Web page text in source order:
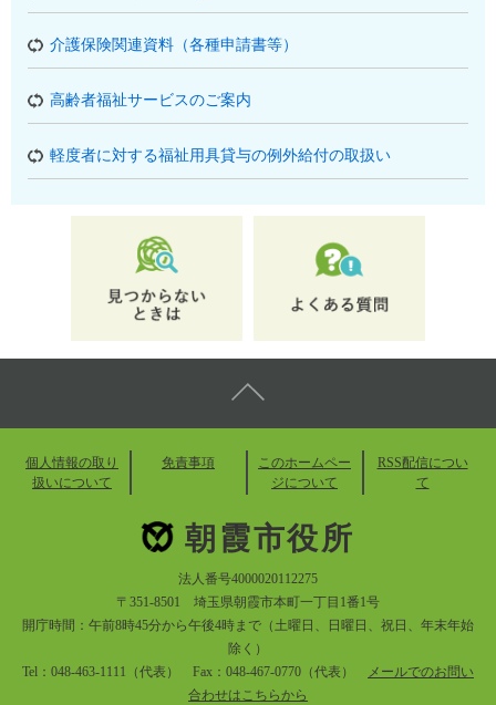
介護保険関連資料（各種申請書等）
高齢者福祉サービスのご案内
軽度者に対する福祉用具貸与の例外給付の取扱い
個人情報の取り
扱いについて
免責事項
このホームペー
ジについて
RSS配信につい
て
朝霞市役所
法人番号4000020112275
〒351-8501 埼玉県朝霞市本町一丁目1番1号
開庁時間：午前8時45分から午後4時まで（土曜日、日曜日、祝日、年末年始
除く）
Tel：048-463-1111（代表） Fax：048-467-0770（代表）
メールでのお問い
合わせはこちらから